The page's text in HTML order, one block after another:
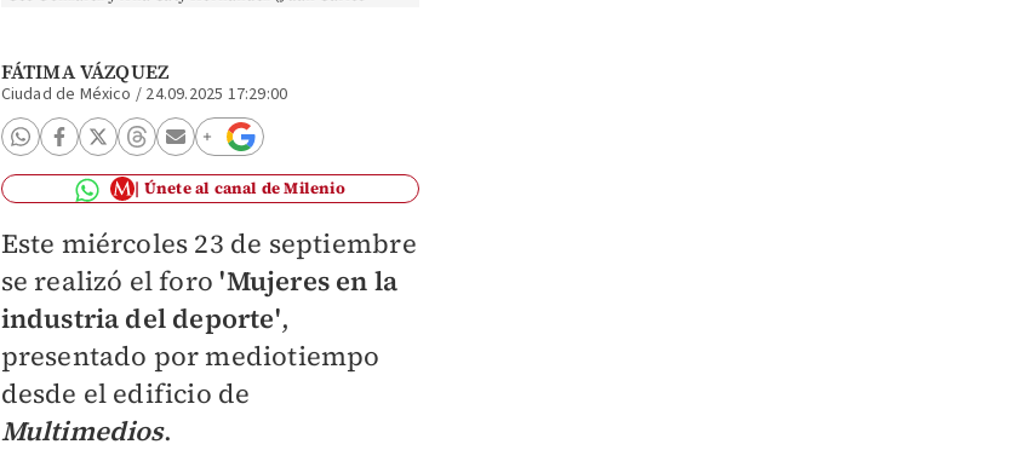
FÁTIMA VÁZQUEZ
Ciudad de México / 24.09.2025 17:29:00
Únete al canal de Milenio
Este miércoles 23 de septiembre
se realizó el foro'Mujeres en la
industria del deporte',
presentado por mediotiempo
desde el edificio de
Multimedios.